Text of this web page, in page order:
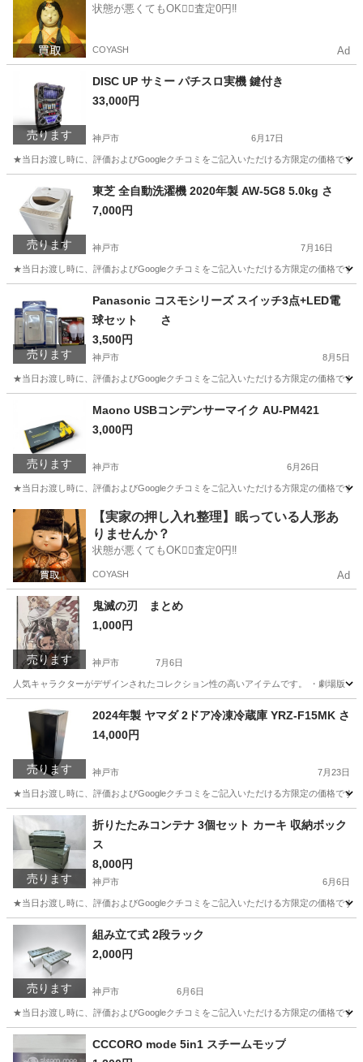
状態が悪くてもOK🙆‍♀️査定0円‼️
COYASH Ad
売ります
DISC UP サミー パチスロ実機 鍵付き
33,000円
神戸市 6月17日
★当日お渡し時に、評価およびGoogleクチコミをご記入いただける方限定の価格です
その他
売ります
東芝 全自動洗濯機 2020年製 AW-5G8 5.0kg さ
7,000円
神戸市 7月16日
★当日お渡し時に、評価およびGoogleクチコミをご記入いただける方限定の価格です
売ります
Panasonic コスモシリーズ スイッチ3点+LED電
球セット さ
3,500円
神戸市 8月5日
★当日お渡し時に、評価およびGoogleクチコミをご記入いただける方限定の価格です
売ります
Maono USBコンデンサーマイク AU-PM421
3,000円
神戸市 6月26日
★当日お渡し時に、評価およびGoogleクチコミをご記入いただける方限定の価格です
兵庫 神戸市 その他
【実家の押し入れ整理】眠っている人形あ
りませんか？
状態が悪くてもOK🙆‍♀️査定0円‼️
COYASH Ad
売ります
鬼滅の刃 まとめ
1,000円
神戸市 7月6日
人気キャラクターがデザインされたコレクション性の高いアイテムです。 ・劇場版
兵庫 神戸市 その他
売ります
2024年製 ヤマダ 2ドア冷凍冷蔵庫 YRZ-F15MK さ
14,000円
神戸市 7月23日
★当日お渡し時に、評価およびGoogleクチコミをご記入いただける方限定の価格です
兵庫 神戸市 キッチン家電
売ります
折りたたみコンテナ 3個セット カーキ 収納ボック
ス
8,000円
神戸市 6月6日
★当日お渡し時に、評価およびGoogleクチコミをご記入いただける方限定の価格です
兵庫 神戸市 収納家具
売ります
組み立て式 2段ラック
2,000円
神戸市 6月6日
★当日お渡し時に、評価およびGoogleクチコミをご記入いただける方限定の価格です
兵庫 神戸市
CCCORO mode 5in1 スチームモップ